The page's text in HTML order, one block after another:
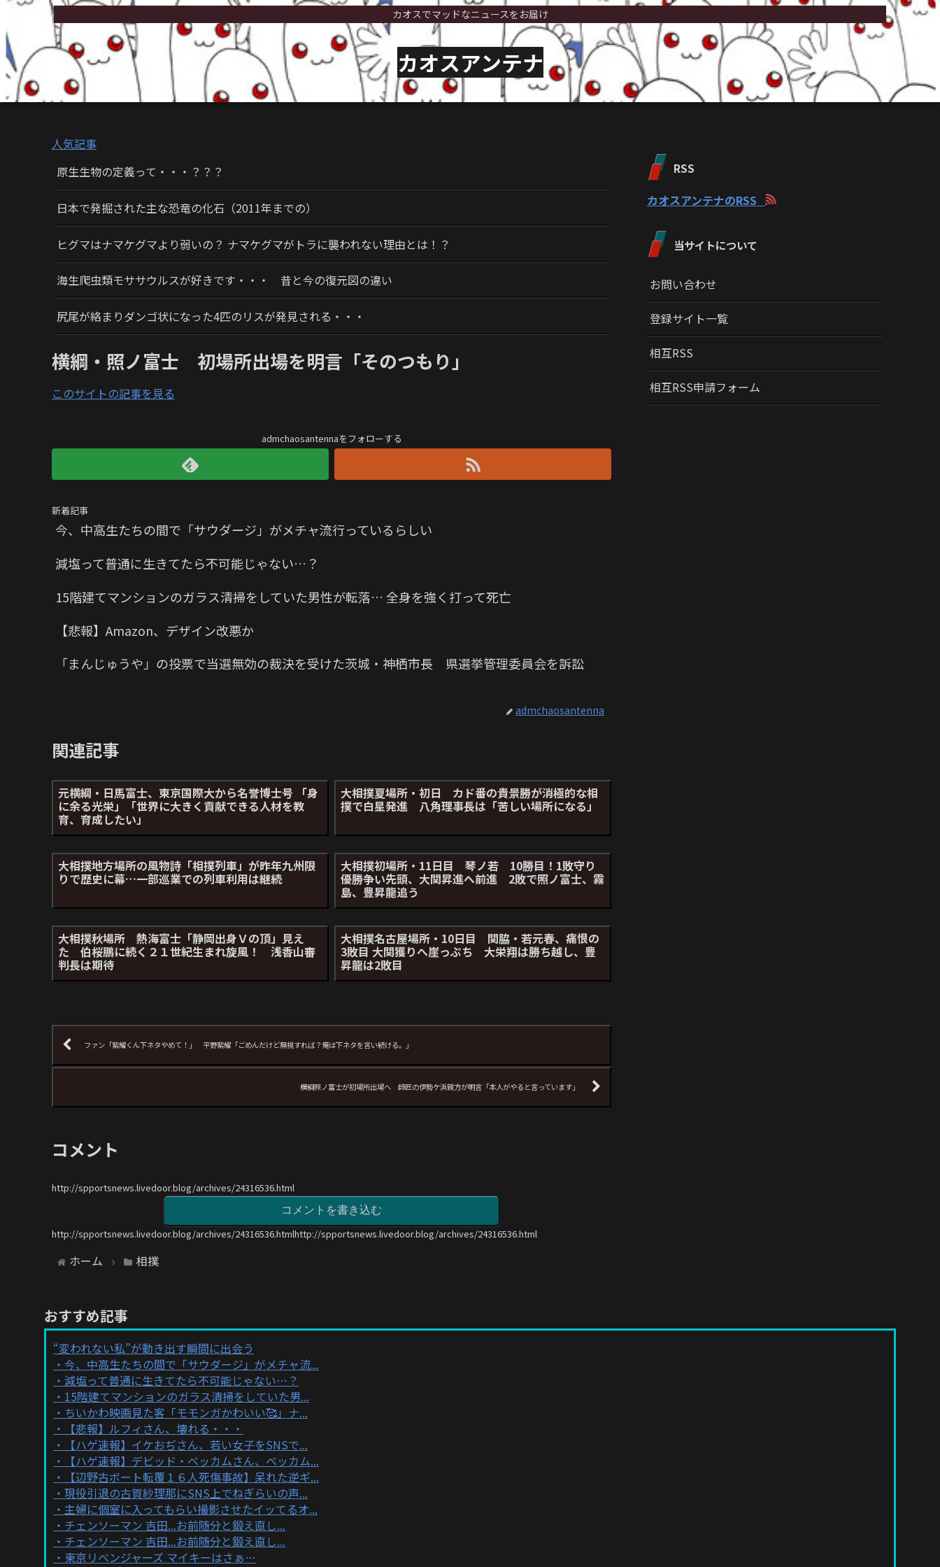
カオスでマッドなニュースをお届け
カオスアンテナ
人気記事
原生生物の定義って・・・？？？
日本で発掘された主な恐竜の化石（2011年までの）
ヒグマはナマケグマより弱いの？ ナマケグマがトラに襲われない理由とは！？
海生爬虫類モササウルスが好きです・・・ 昔と今の復元図の違い
尻尾が絡まりダンゴ状になった4匹のリスが発見される・・・
横綱・照ノ富士 初場所出場を明言「そのつもり」
このサイトの記事を見る
admchaosantennaをフォローする
新着記事
今、中高生たちの間で「サウダージ」がメチャ流行っているらしい
減塩って普通に生きてたら不可能じゃない…？
15階建てマンションのガラス清掃をしていた男性が転落… 全身を強く打って死亡
【悲報】Amazon、デザイン改悪か
「まんじゅうや」の投票で当選無効の裁決を受けた茨城・神栖市長 県選挙管理委員会を訴訟
admchaosantenna
関連記事
元横綱・日馬富士、東京国際大から名誉博士号 「身
に余る光栄」「世界に大きく貢献できる人材を教
育、育成したい」
大相撲夏場所・初日 カド番の貴景勝が消極的な相
撲で白星発進 八角理事長は「苦しい場所になる」
大相撲地方場所の風物詩「相撲列車」が昨年九州限
りで歴史に幕…一部巡業での列車利用は継続
大相撲初場所・11日目 琴ノ若 10勝目！1敗守り
優勝争い先頭、大関昇進へ前進 2敗で照ノ富士、霧
島、豊昇龍追う
大相撲秋場所 熱海富士「静岡出身Ｖの頂」見え
た 伯桜鵬に続く２１世紀生まれ旋風！ 浅香山審
判長は期待
大相撲名古屋場所・10日目 関脇・若元春、痛恨の
3敗目 大関獲りへ崖っぷち 大栄翔は勝ち越し、豊
昇龍は2敗目
ファン「紫耀くん下ネタやめて！」 平野紫耀「ごめんだけど無視すれば？俺は下ネタを言い続ける。」
横綱照ノ富士が初場所出場へ 師匠の伊勢ケ浜親方が明言「本人がやると言っています」
コメント
http://spportsnews.livedoor.blog/archives/24316536.html
コメントを書き込む
http://spportsnews.livedoor.blog/archives/24316536.htmlhttp://spportsnews.livedoor.blog/archives/24316536.html
ホーム 相撲
RSS
カオスアンテナのRSS
当サイトについて
お問い合わせ
登録サイト一覧
相互RSS
相互RSS申請フォーム
おすすめ記事
“変われない私”が動き出す瞬間に出会う
今、中高生たちの間で「サウダージ」がメチャ流...
減塩って普通に生きてたら不可能じゃない…？
15階建てマンションのガラス清掃をしていた男...
ちいかわ映画見た客「モモンガかわいい🥰」ナ...
【悲報】ルフィさん、壊れる・・・
【ハゲ速報】イケおぢさん、若い女子をSNSで...
【ハゲ速報】デビッド・ベッカムさん、ベッカム...
【辺野古ボート転覆１６人死傷事故】呆れた逆ギ...
現役引退の古賀紗理那にSNS上でねぎらいの声...
主婦に個室に入ってもらい撮影させたイッてるオ...
チェンソーマン 吉田...お前随分と鍛え直し...
チェンソーマン 吉田...お前随分と鍛え直し...
東京リベンジャーズ マイキーはさぁ…